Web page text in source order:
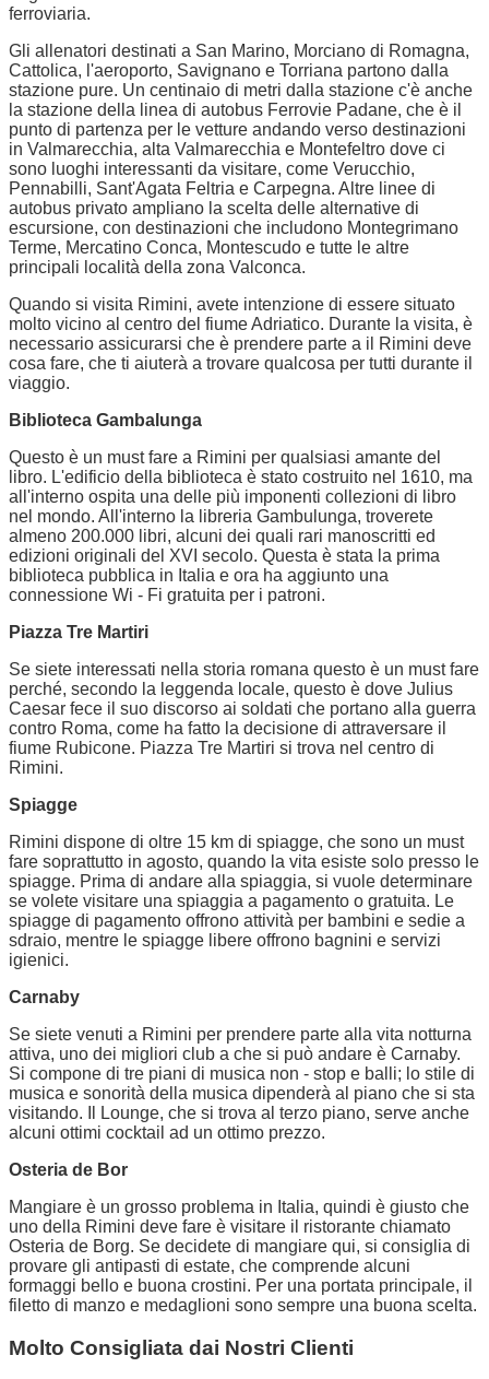
ferroviaria.
Gli allenatori destinati a San Marino, Morciano di Romagna,
Cattolica, l'aeroporto, Savignano e Torriana partono dalla
stazione pure. Un centinaio di metri dalla stazione c'è anche
la stazione della linea di autobus Ferrovie Padane, che è il
punto di partenza per le vetture andando verso destinazioni
in Valmarecchia, alta Valmarecchia e Montefeltro dove ci
sono luoghi interessanti da visitare, come Verucchio,
Pennabilli, Sant'Agata Feltria e Carpegna. Altre linee di
autobus privato ampliano la scelta delle alternative di
escursione, con destinazioni che includono Montegrimano
Terme, Mercatino Conca, Montescudo e tutte le altre
principali località della zona Valconca.
Quando si visita Rimini, avete intenzione di essere situato
molto vicino al centro del fiume Adriatico. Durante la visita, è
necessario assicurarsi che è prendere parte a il Rimini deve
cosa fare, che ti aiuterà a trovare qualcosa per tutti durante il
viaggio.
Biblioteca Gambalunga
Questo è un must fare a Rimini per qualsiasi amante del
libro. L'edificio della biblioteca è stato costruito nel 1610, ma
all'interno ospita una delle più imponenti collezioni di libro
nel mondo. All'interno la libreria Gambulunga, troverete
almeno 200.000 libri, alcuni dei quali rari manoscritti ed
edizioni originali del XVI secolo. Questa è stata la prima
biblioteca pubblica in Italia e ora ha aggiunto una
connessione Wi - Fi gratuita per i patroni.
Piazza Tre Martiri
Se siete interessati nella storia romana questo è un must fare
perché, secondo la leggenda locale, questo è dove Julius
Caesar fece il suo discorso ai soldati che portano alla guerra
contro Roma, come ha fatto la decisione di attraversare il
fiume Rubicone. Piazza Tre Martiri si trova nel centro di
Rimini.
Spiagge
Rimini dispone di oltre 15 km di spiagge, che sono un must
fare soprattutto in agosto, quando la vita esiste solo presso le
spiagge. Prima di andare alla spiaggia, si vuole determinare
se volete visitare una spiaggia a pagamento o gratuita. Le
spiagge di pagamento offrono attività per bambini e sedie a
sdraio, mentre le spiagge libere offrono bagnini e servizi
igienici.
Carnaby
Se siete venuti a Rimini per prendere parte alla vita notturna
attiva, uno dei migliori club a che si può andare è Carnaby.
Si compone di tre piani di musica non - stop e balli; lo stile di
musica e sonorità della musica dipenderà al piano che si sta
visitando. Il Lounge, che si trova al terzo piano, serve anche
alcuni ottimi cocktail ad un ottimo prezzo.
Osteria de Bor
Mangiare è un grosso problema in Italia, quindi è giusto che
uno della Rimini deve fare è visitare il ristorante chiamato
Osteria de Borg. Se decidete di mangiare qui, si consiglia di
provare gli antipasti di estate, che comprende alcuni
formaggi bello e buona crostini. Per una portata principale, il
filetto di manzo e medaglioni sono sempre una buona scelta.
Molto Consigliata dai Nostri Clienti